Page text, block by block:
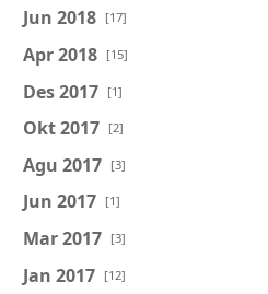
Jun 2018 [17]
Apr 2018 [15]
Des 2017 [1]
Okt 2017 [2]
Agu 2017 [3]
Jun 2017 [1]
Mar 2017 [3]
Jan 2017 [12]